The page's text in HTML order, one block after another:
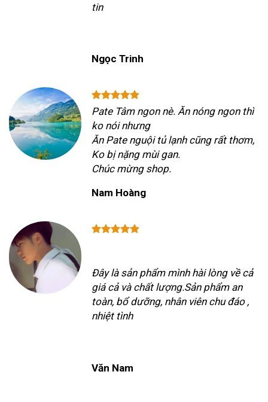
tin
Ngọc Trinh
Pate Tâm ngon nè. Ăn nóng ngon thì
ko nói nhưng
Ăn Pate nguội tủ lạnh cũng rất thơm,
Ko bị nặng mùi gan.
Chúc mừng shop.
Nam Hoàng
Đây là sản phẩm mình hài lòng về cả
giá cả và chất lượng.Sản phẩm an
toàn, bổ dưỡng, nhân viên chu đáo ,
nhiệt tình
Văn Nam